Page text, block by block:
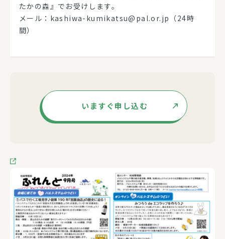
たかの森』でお受けします。
メール：kashiwa-kumikatsu@pal.or.jp（24時
間）
いますぐ申し込む